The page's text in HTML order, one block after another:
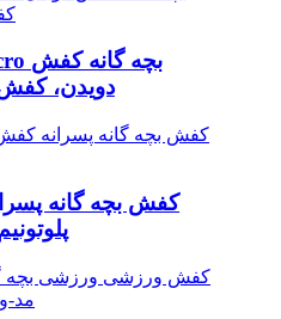
دویدن، کفش
کفش بچه گانه